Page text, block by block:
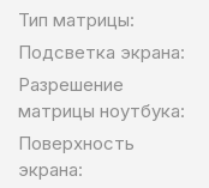
Тип матрицы:
Подсветка экрана:
Разрешение
матрицы ноутбука:
Поверхность
экрана: